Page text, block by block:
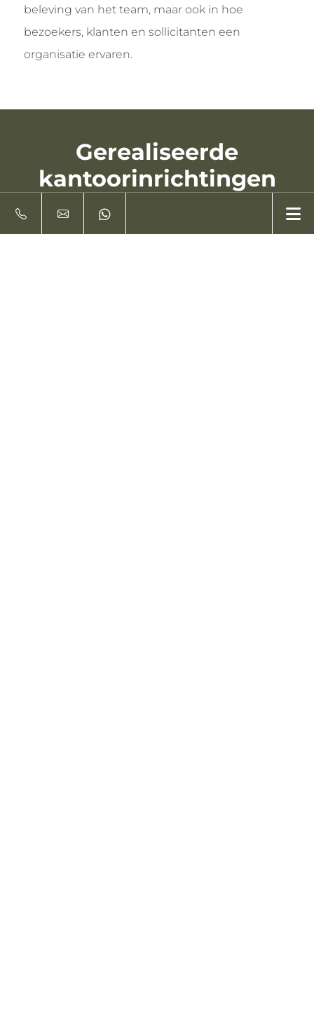
beleving van het team, maar ook in hoe
bezoekers, klanten en sollicitanten een
organisatie ervaren.
Gerealiseerde
kantoorinrichtingen